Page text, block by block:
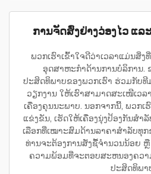
ການຈັດສົ່ງຢ່າງວ່ອງໄວ ແລ
ພວກເຮົາເຂົ້າໃຈດີວ່າເວລາແມ່ນສິ່
ອຸດສາຫະກຳດ້ານການບໍລິການ.
ປະສິດທິພາບຂອງພວກເຮົາ ຮ່ວມກັບ
ວຽກງານ ໃຫ້ເຮົາສາມາດສະເໜີເວລ
ເຄື່ອງຄຸນນະພາບ. ນອກຈາກນີ້, ພວກ
ແຂ່ງຂັນ, ເຮັດໃຫ້ເຄື່ອງນຸ່ງປ້ອງກັນສຳ
ເລືອກທີ່ເໝາະສົມດ້ານລາຄາສຳລັບທຸ
ທ່ານຈະຕ້ອງການສັ່ງຊື້ຈຳນວນນ້ອຍ
ຄວາມພ້ອມທີ່ຈະຕອບສະຫນອງຄວາ
ປະສິດທິພາ